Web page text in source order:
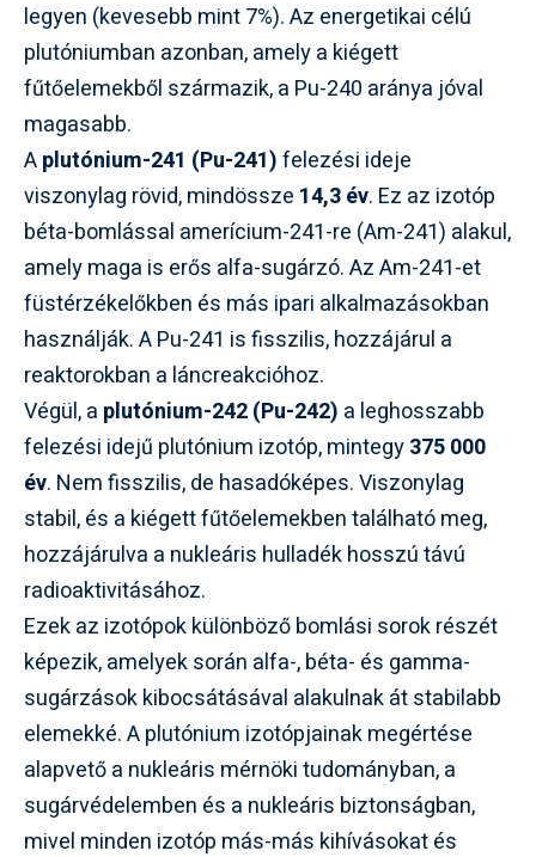
legyen (kevesebb mint 7%). Az energetikai célú
plutóniumban azonban, amely a kiégett
fűtőelemekből származik, a Pu-240 aránya jóval
magasabb.
Aplutónium-241 (Pu-241)felezési ideje
viszonylag rövid, mindössze 14,3 év. Ez az izotóp
béta-bomlással amerícium-241-re (Am-241) alakul,
amely maga is erős alfa-sugárzó. Az Am-241-et
füstérzékelőkben és más ipari alkalmazásokban
használják. A Pu-241 is fisszilis, hozzájárul a
reaktorokban a láncreakcióhoz.
Végül, a plutónium-242 (Pu-242) a leghosszabb
felezési idejű plutónium izotóp, mintegy375 000
év. Nem fisszilis, de hasadóképes. Viszonylag
stabil, és a kiégett fűtőelemekben található meg,
hozzájárulva a nukleáris hulladék hosszú távú
radioaktivitásához.
Ezek az izotópok különböző bomlási sorok részét
képezik, amelyek során alfa-, béta- és gamma-
sugárzások kibocsátásával alakulnak át stabilabb
elemekké. A plutónium izotópjainak megértése
alapvető a nukleáris mérnöki tudományban, a
sugárvédelemben és a nukleáris biztonságban,
mivel minden izotóp más-más kihívásokat és